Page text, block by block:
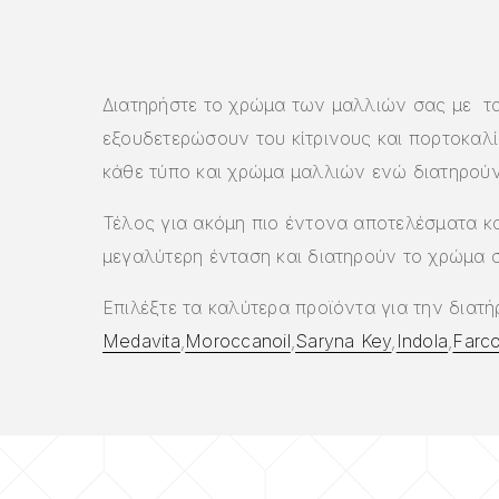
Διατηρήστε το χρώμα των μαλλιών σας με
εξουδετερώσουν του κίτρινους και
κάθε τύπο και χρώμα μαλλιών ενώ
Τέλος για ακόμη πιο έντονα αποτελέσματα
μεγαλύτερη ένταση και διατηρούν το
Επιλέξτε τα καλύτερα προϊόντα για την
Medavita Moroccanoil Saryna Key Indola